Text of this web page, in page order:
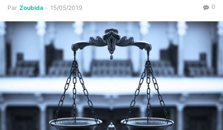
Par Zoubida - 15/05/2019 0